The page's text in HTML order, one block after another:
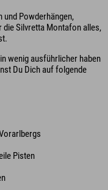
und Powderhängen,
die Silvretta Montafon alles,
wenig ausführlicher haben
Du Dich auf folgende
Pisten